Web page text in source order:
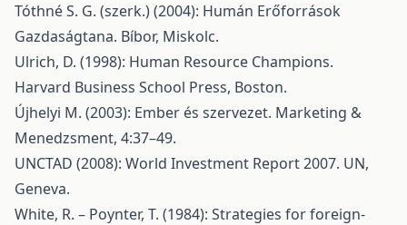
Tóthné S. G. (szerk.) (2004): Humán Erőforrások
Gazdaságtana. Bíbor, Miskolc.
Ulrich, D. (1998): Human Resource Champions.
Harvard Business School Press, Boston.
Újhelyi M. (2003): Ember és szervezet. Marketing &
Menedzsment, 4:37–49.
UNCTAD (2008): World Investment Report 2007. UN,
Geneva.
White, R. – Poynter, T. (1984): Strategies for foreign-